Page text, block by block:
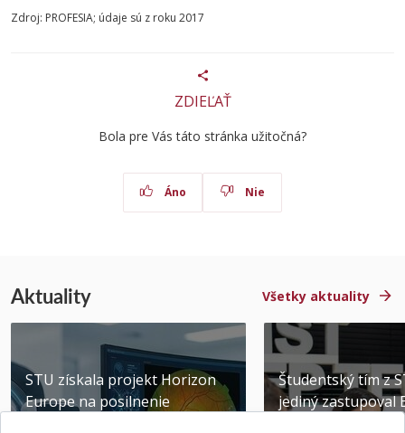
Zdroj: PROFESIA; údaje sú z roku 2017
ZDIEĽAŤ
Bola pre Vás táto stránka užitočná?
Áno Nie
Aktuality Všetky aktuality
STU získala projekt Horizon
Europe na posilnenie
Študentský tím z
jediný zastupoval